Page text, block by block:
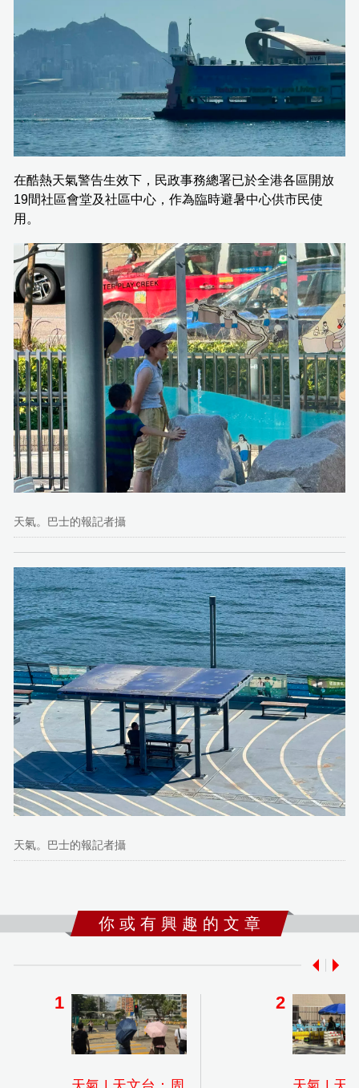
在酷熱天氣警告生效下，民政事務總署已於全港各區開放
19間社區會堂及社區中心，作為臨時避暑中心供市民使
用。
天氣。巴士的報記者攝
天氣。巴士的報記者攝
你 或 有 興 趣 的 文 章